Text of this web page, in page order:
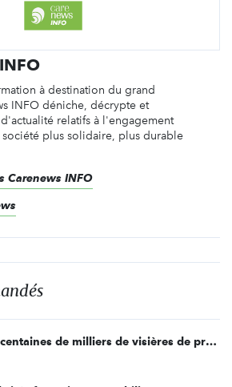
à destination du grand
INFO déniche, décrypte et
relatifs à l'engagement
plus solidaire, plus durable
Carenews INFO
Covid-19 : plusieurs centaines de milliers de visières de protection produites par les makers en France